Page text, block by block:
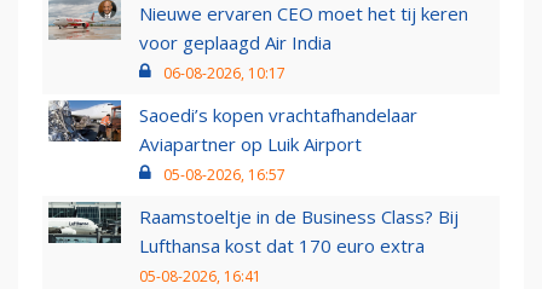
Nieuwe ervaren CEO moet het tij keren
voor geplaagd Air India
06-08-2026, 10:17
Saoedi’s kopen vrachtafhandelaar
Aviapartner op Luik Airport
05-08-2026, 16:57
Raamstoeltje in de Business Class? Bij
Lufthansa kost dat 170 euro extra
05-08-2026, 16:41